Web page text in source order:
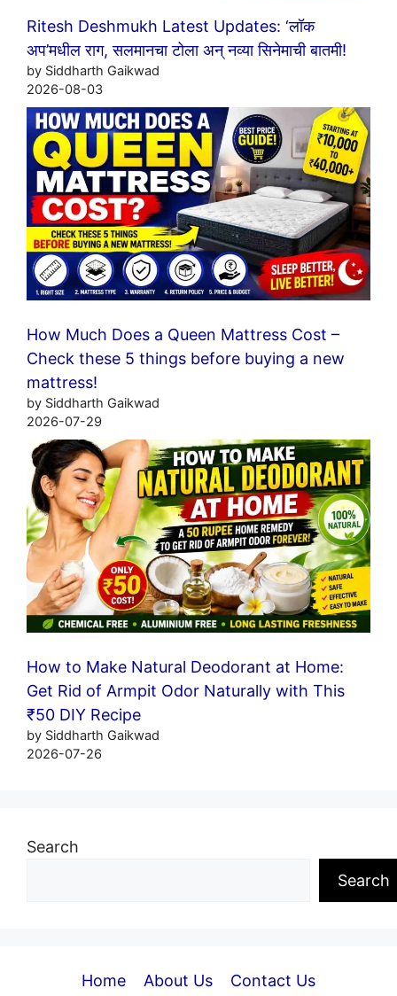
Ritesh Deshmukh Latest Updates: ‘लॉक
अप’मधील राग, सलमानचा टोला अन् नव्या सिनेमाची बातमी!
by Siddharth Gaikwad
2026-08-03
How Much Does a Queen Mattress Cost –
Check these 5 things before buying a new
mattress!
by Siddharth Gaikwad
2026-07-29
How to Make Natural Deodorant at Home:
Get Rid of Armpit Odor Naturally with This
₹50 DIY Recipe
by Siddharth Gaikwad
2026-07-26
Search
Search
Home About Us Contact Us